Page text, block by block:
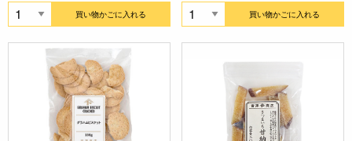
買い物かごに入れる 買い物かごに入れる